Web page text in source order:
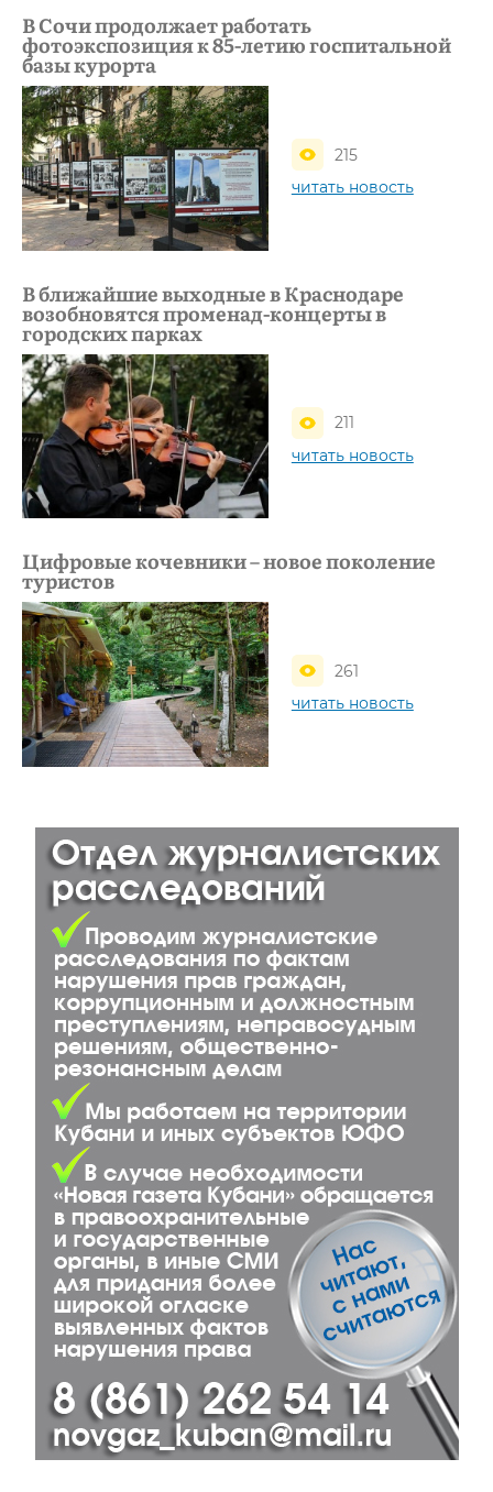
В Сочи продолжает работать
фотоэкспозиция к 85-летию госпитальной
базы курорта
215
читать новость
В ближайшие выходные в Краснодаре
возобновятся променад-концерты в
городских парках
211
читать новость
Цифровые кочевники – новое поколение
туристов
261
читать новость